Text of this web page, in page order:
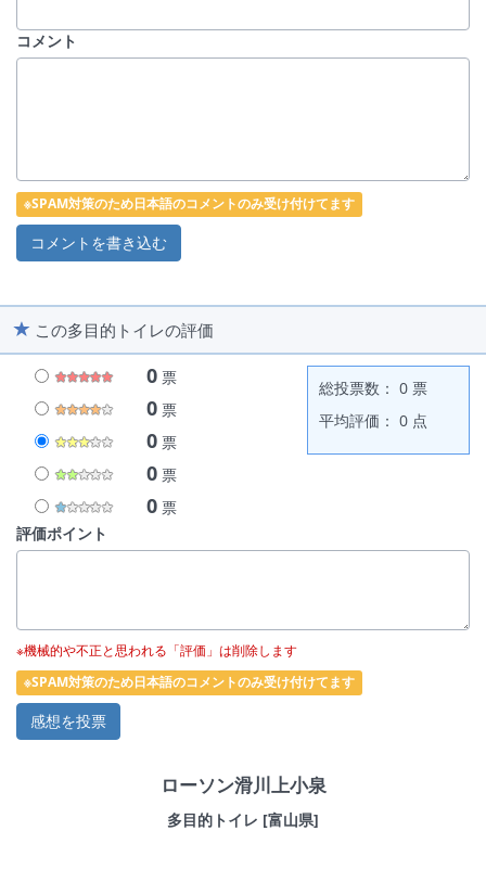
コメント
※SPAM対策のため日本語のコメントのみ受け付けてます
この多目的トイレの評価
0 票
0 票
0 票
0 票
0 票
総投票数： 0 票
平均評価： 0 点
評価ポイント
※機械的や不正と思われる「評価」は削除します
※SPAM対策のため日本語のコメントのみ受け付けてます
ローソン滑川上小泉
多目的トイレ [富山県]